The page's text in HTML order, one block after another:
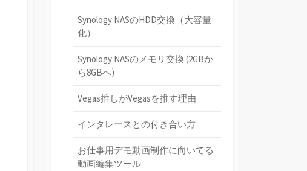
Synology NASのHDD交換（大容量
化）
Synology NASのメモリ交換 (2GBか
ら8GBへ)
Vegas推しがVegasを推す理由
インタレースとの付き合い方
お仕事用デモ動画制作に向いてる
動画編集ツール